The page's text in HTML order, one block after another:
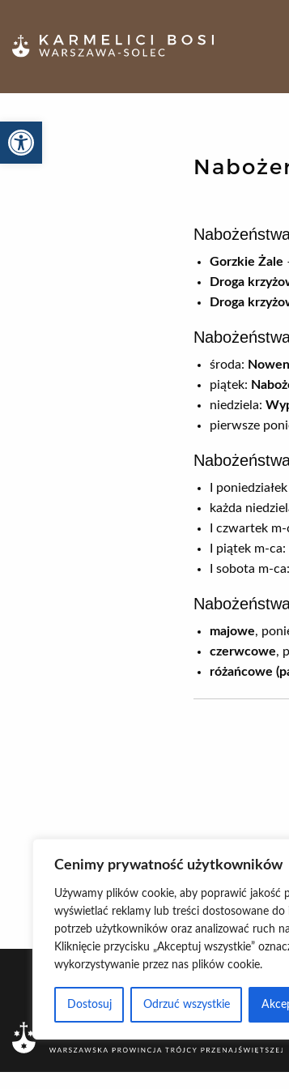
Otwórz pasek narzędzi
Cenimy prywatność użytkowników
Używamy plików cookie, aby poprawić jakość
wyświetlać reklamy lub treści dostosowane do
potrzeb użytkowników oraz analizować ruch
Kliknięcie przycisku „Akceptuj wszystkie”
wykorzystywanie przez nas plików cookie.
Dostosuj Odrzuć wszystkie
Gorzkie Żale
Droga
Droga
środa:
piątek:
niedziela:
pierwsze
I
każda
I czwartek m-
I piątek m-ca:
I sobota m-ca:
majowe,
czerwcowe,
różańcowe